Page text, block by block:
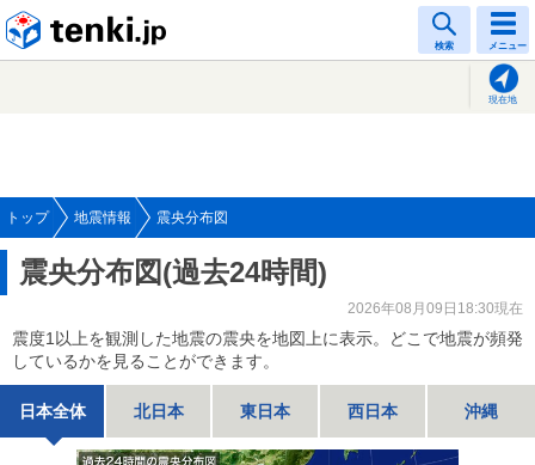
検索 メニュー
現在地
トップ 地震情報 震央分布図
震央分布図(過去24時間)
2026年08月09日18:30現在
震度1以上を観測した地震の震央を地図上に表示。どこで地震が頻発
しているかを見ることができます。
日本全体 北日本 東日本 西日本 沖縄